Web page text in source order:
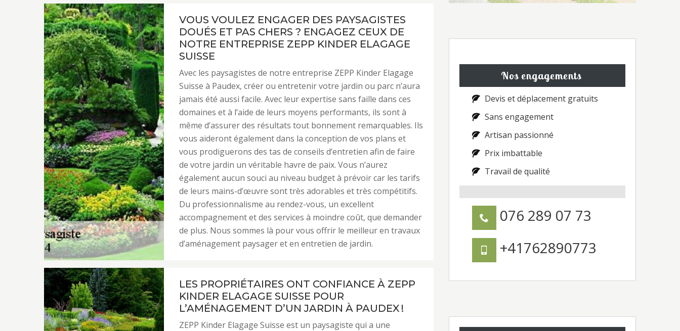
VOUS VOULEZ ENGAGER DES PAYSAGISTES
DOUÉS ET PAS CHERS ? ENGAGEZ CEUX DE
NOTRE ENTREPRISE ZEPP KINDER ELAGAGE
SUISSE
Avec les paysagistes de notre entreprise ZEPP Kinder Elagage
Suisse à Paudex, créer ou entretenir votre jardin ou parc n’aura
jamais été aussi facile. Avec leur expertise sans faille dans ces
domaines et à l’aide de leurs moyens performants, ils sont à
même d’assurer des résultats tout bonnement remarquables. Ils
vous aideront également dans la conception de vos plans et
vous prodiguerons des tas de conseils d’entretien afin de faire
de votre jardin un véritable havre de paix. Vous n’aurez
également aucun souci au niveau budget à prévoir car les tarifs
de leurs mains-d’œuvre sont très adorables et très compétitifs.
Du professionnalisme au rendez-vous, un excellent
accompagnement et des services à moindre coût, que demander
de plus. Nous sommes là pour vous offrir le meilleur en travaux
d’aménagement paysager et en entretien de jardin.
LES PROPRIÉTAIRES ONT CONFIANCE À ZEPP
KINDER ELAGAGE SUISSE POUR
L’AMÉNAGEMENT D’UN JARDIN À PAUDEX !
ZEPP Kinder Elagage Suisse est un paysagiste qui a une
Nos engagements
Devis et déplacement gratuits
Sans engagement
Artisan passionné
Prix imbattable
Travail de qualité
076 289 07 73
+41762890773